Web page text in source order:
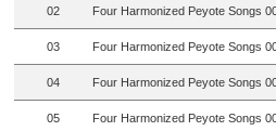
02 Four Harmonized Peyote Songs
03 Four Harmonized Peyote Songs
04 Four Harmonized Peyote Songs
05 Four Harmonized Peyote Songs